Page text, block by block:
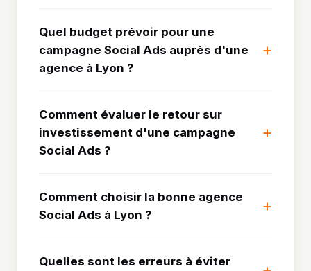
Quel budget prévoir pour une
campagne Social Ads auprès d'une
agence à Lyon ?
Comment évaluer le retour sur
investissement d'une campagne
Social Ads ?
Comment choisir la bonne agence
Social Ads à Lyon ?
Quelles sont les erreurs à éviter